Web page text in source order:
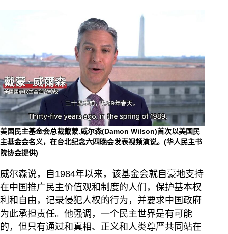
美国民主基金会总裁戴蒙.威尔森(Damon Wilson)首次以美国民
主基金会名义，在台北纪念六四晚会发表视频演说。(华人民主书
院协会提供)
威尔森说，自1984年以来，该基金会就自豪地支持
在中国推广民主价值观和制度的人们，保护基本权
利和自由，记录侵犯人权的行为，并要求中国政府
为此承担责任。他强调，一个民主世界是有可能
的，但只有通过和真相、正义和人类尊严共同站在